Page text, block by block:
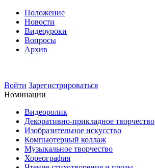
Положение
Новости
Видеоуроки
Вопросы
Архив
Войти Зарегистрироваться
Номинации
Видеоролик
Декоративно-прикладное творчество
Изобразительное искусство
Компьютерный коллаж
Музыкальное творчество
Хореография